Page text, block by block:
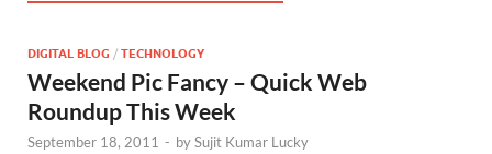
DIGITAL BLOG / TECHNOLOGY
Weekend Pic Fancy – Quick Web
Roundup This Week
September 18, 2011 - bySujit Kumar Lucky